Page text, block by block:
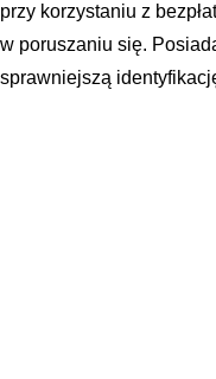
przy korzystaniu z
w poruszaniu się.
sprawniejszą